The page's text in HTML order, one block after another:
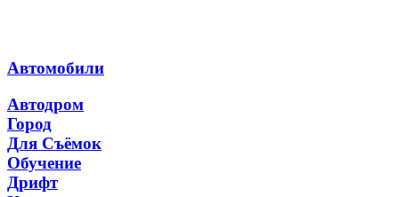
Автомобили
Автодром
Город
Для Съёмок
Обучение
Дрифт